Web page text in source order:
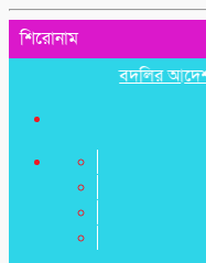
শিরোনাম
বদলির আদেশ